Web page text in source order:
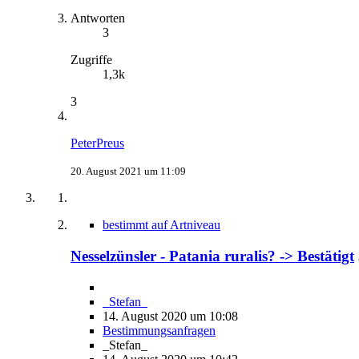
Antworten
3
Zugriffe
1,3k
3
PeterPreus
20. August 2021 um 11:09
bestimmt auf Artniveau
Nesselzünsler - Patania ruralis? -> Bestätigt
_Stefan_
14. August 2020 um 10:08
Bestimmungsanfragen
_Stefan_